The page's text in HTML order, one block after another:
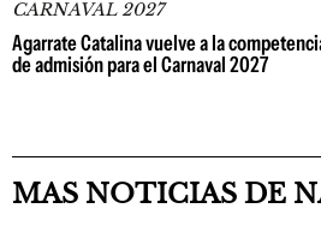
CARNAVAL 2027
Agarrate Catalina vuelve a la
de admisión para el Carnaval 2027
MAS NOTICIAS DE